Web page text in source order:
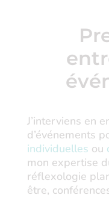
J’interviens en
d’événements
individuelles ou
mon expertise
réflexologie
être,